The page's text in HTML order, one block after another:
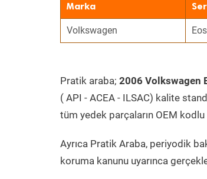
Marka
Volkswagen Eos
Pratik araba; 2006 Volkswagen
( API - ACEA - ILSAC) kalite
tüm yedek parçaların OEM kodlu
Ayrıca Pratik Araba, periyodik
koruma kanunu uyarınca